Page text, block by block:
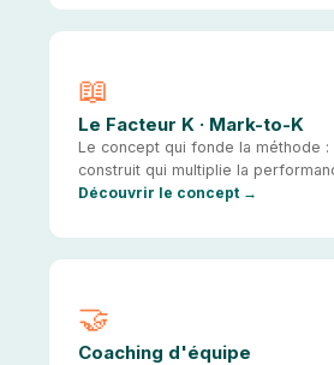
📖
Le Facteur K · Mark-to-K
Le concept qui fonde la méthode
construit qui multiplie la
Découvrir le concept
🤝
Coaching d'équipe